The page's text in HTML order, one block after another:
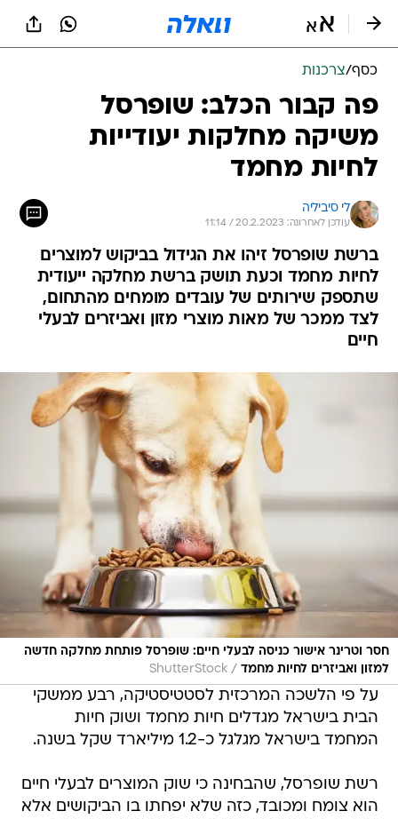
כסף/צרכנות
פה קבור הכלב: שופרסל
משיקה מחלקות יעודייות
לחיות מחמד
לי סיביליה
עודכן לאחרונה: 20.2.2023 / 11:14
ברשת שופרסל זיהו את הגידול בביקוש למוצרים
לחיות מחמד וכעת תושק ברשת מחלקה ייעודית
שתספק שירותים של עובדים מומחים מהתחום,
לצד ממכר של מאות מוצרי מזון ואביזרים לבעלי
חיים
חסר וטרינר אישור כניסה לבעלי חיים: שופרסל פותחת מחלקה חדשה
למזון ואביזרים לחיות מחמד /
ShutterStock
על פי הלשכה המרכזית לסטטיסטיקה, רבע ממשקי
הבית בישראל מגדלים חיות מחמד ושוק חיות
המחמד בישראל מגלגל כ-1.2 מיליארד שקל בשנה.
רשת שופרסל, שהבחינה כי שוק המוצרים לבעלי חיים
הוא צומח ומכובד, כזה שלא יפחתו בו הביקושים אלא